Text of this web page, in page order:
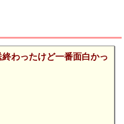
わったけど一番面白かっ